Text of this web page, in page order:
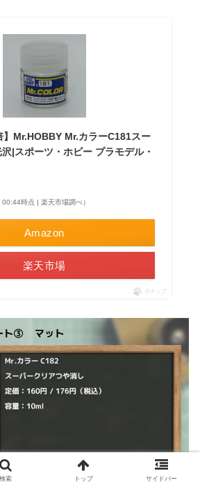
】Mr.HOBBY Mr.カラーC181スー
|スポーツ・ホビー プラモデル・
00:44時点 | 楽天市場調べ）
Amazon
楽天市場
ポチップ
検索 トップ サイドバー